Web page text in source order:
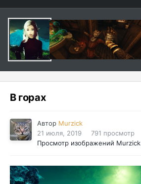
В горах
Автор Murzick
21 июля, 2019
791 просмотр
Просмотр изображений Murzick